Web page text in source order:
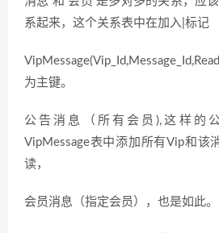
系起来，这个关系表中在加入|标记
为主键。
公告消息（所有会员),这样的
VipMessage表中添加所有Vip和该
读，
会员消息（指定会员），也是如此。